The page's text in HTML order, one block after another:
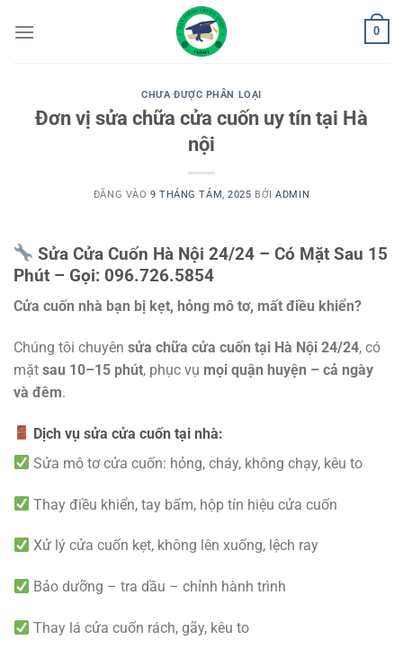
qua
0
CHƯA ĐƯỢC PHÂN LOẠI
Đơn vị sửa chữa cửa cuốn uy tín tại Hà
nội
ĐĂNG VÀO 9 THÁNG TÁM, 2025 BỞIADMIN
Sửa Cửa Cuốn Hà Nội 24/24 – Có Mặt Sau 15
Phút – Gọi: 096.726.5854
Cửa cuốn nhà bạn bị kẹt, hỏng mô tơ, mất điều khiển?
Chúng tôi chuyên sửa chữa cửa cuốn tại Hà Nội 24/24, có
mặt sau 10–15 phút, phục vụ mọi quận huyện – cả ngày
và đêm.
Dịch vụ sửa cửa cuốn tại nhà:
Sửa mô tơ cửa cuốn: hỏng, cháy, không chạy, kêu to
Thay điều khiển, tay bấm, hộp tín hiệu cửa cuốn
Xử lý cửa cuốn kẹt, không lên xuống, lệch ray
Bảo dưỡng – tra dầu – chỉnh hành trình
Thay lá cửa cuốn rách, gãy, kêu to